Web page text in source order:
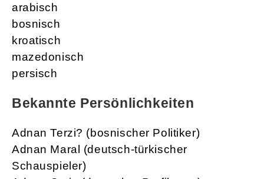
arabisch
bosnisch
kroatisch
mazedonisch
persisch
Bekannte Persönlichkeiten
Adnan Terzi? (bosnischer Politiker)
Adnan Maral (deutsch-türkischer
Schauspieler)